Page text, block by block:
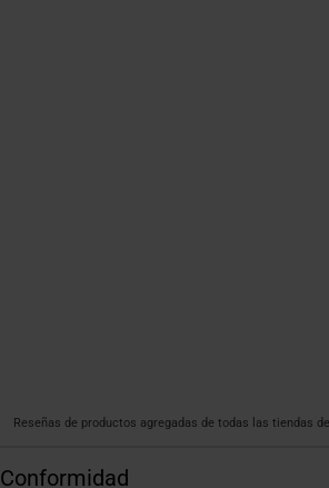
Reseñas de productos agregadas de todas las tiendas
Conformidad